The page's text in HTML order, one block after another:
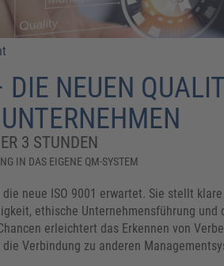
NEUEN
3 STUNDEN
IN DAS EIGENE QM-SYSTEM
neue ISO 9001 erwartet. Sie stellt
ethische Unternehmensführung
erleichtert das Erkennen von
Verbindung zu anderen